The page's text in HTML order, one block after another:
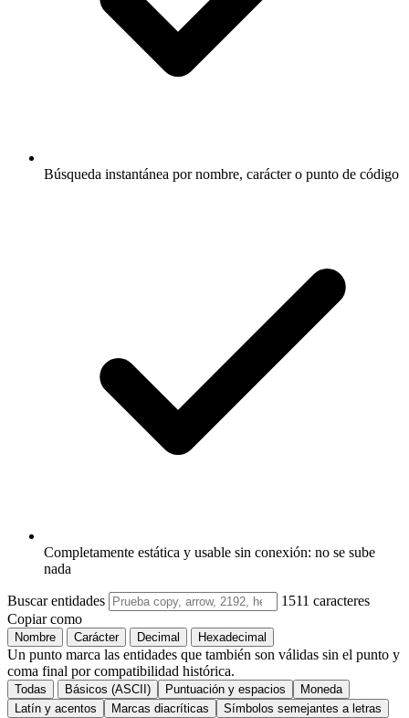
Búsqueda instantánea por nombre, carácter o punto de código
Completamente estática y usable sin conexión: no se sube
nada
Buscar entidades
1511 caracteres
Copiar como
Nombre Carácter Decimal Hexadecimal
Un punto marca las entidades que también son válidas sin el punto y
coma final por compatibilidad histórica.
Todas Básicos (ASCII) Puntuación y espacios
Moneda
Latín y acentos
Marcas diacríticas Símbolos semejantes a letras